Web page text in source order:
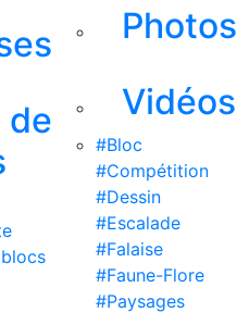
de
Photos
Vidéos
#Bloc
#Compétition
#Dessin
#Escalade
#Falaise
#Faune-Flore
#Paysages